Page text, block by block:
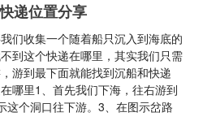
递位置分享
们收集一个随着船只沉入到海底的
到这个快递在哪里，其实我们只需
游到最下面就能找到沉船和快递
哪里1、首先我们下海，往右游到
这个洞口往下游。3、在图示岔路